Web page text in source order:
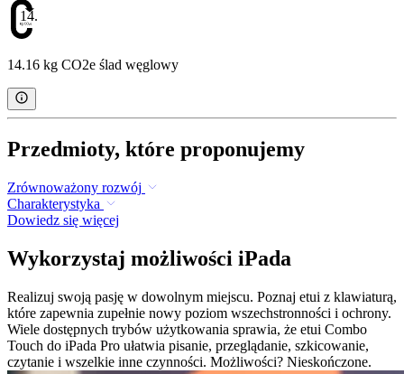
14.16
14.16 kg CO2e ślad węglowy
Przedmioty, które proponujemy
Zrównoważony rozwój
Charakterystyka
Dowiedz się więcej
Wykorzystaj możliwości iPada
Realizuj swoją pasję w dowolnym miejscu. Poznaj etui z klawiaturą,
które zapewnia zupełnie nowy poziom wszechstronności i ochrony.
Wiele dostępnych trybów użytkowania sprawia, że etui Combo
Touch do iPada Pro ułatwia pisanie, przeglądanie, szkicowanie,
czytanie i wszelkie inne czynności. Możliwości? Nieskończone.